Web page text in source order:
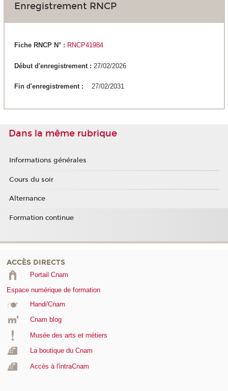
Enregistrement RNCP
Fiche RNCP N° : RNCP41984
Début d'enregistrement : 27/02/2026
Fin d'enregistrement : 27/02/2031
Dans la même rubrique
Informations générales
Cours du soir
Alternance
Formation continue
ACCÈS DIRECTS
Portail Cnam
Espace numérique de formation
Handi'Cnam
Cnam blog
Musée des arts et métiers
La boutique du Cnam
Accès à l'intraCnam